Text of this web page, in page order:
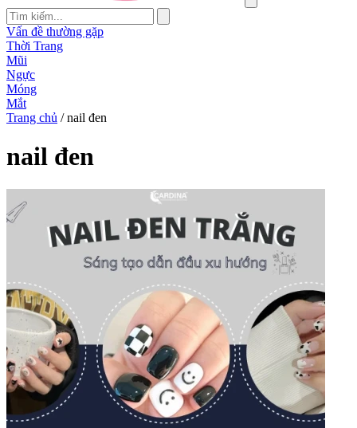
Vấn đề thường gặp
Thời Trang
Mũi
Ngực
Móng
Mắt
Trang chủ / nail đen
nail đen